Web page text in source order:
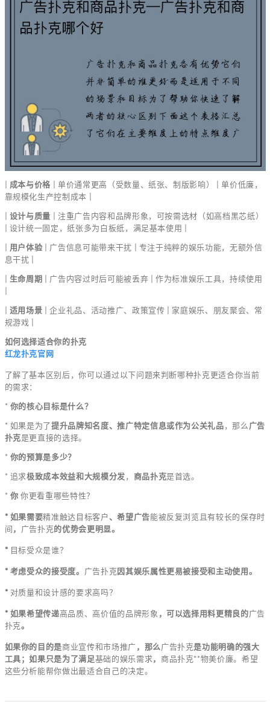
成本与价格 | 单价通常更高（受数量、纸张、制版影响） | 单价低廉，
靠规模化生产控制成本 |
设计与质量 | 注重广告内容和品牌形象，可按需选材（如高档黑芯纸）
| 设计统一固定，纸张多为白板纸，满足基本使用 |
用户体验 | 广告信息可能带来干扰 | 专注于纯粹的娱乐功能，无额外信
息干扰 |
生命周期 | 广告内容过时后可能被丢弃 | 作为标准娱乐工具，持续使用
适用场景 | 企业礼品、活动推广、政策宣传 | 家庭娱乐、朋友聚会、常
规游戏 |
如何选择适合你的扑克
红龙扑克官网
了解了基本区别后，你可以通过以下问题来判断哪种扑克更适合你当前
的需求：
* 你的核心目标是什么？
* 如果是为了提升品牌知名度、推广特定信息或作为公关礼品，那么 广告
扑克是更直接的选择。
* 你的预算是多少？
* 追求极致成本效益和大规模分发， 商品扑克是首选。
* 你你更看重哪些特性？
* 如果需要精准触达目标客户、希望广告能被反复浏览且有较长的保存时
间， 广告扑克的优势会更明显。
* 目标受众是谁？
* 考虑受众的接受度。 广告扑克因其娱乐属性更易被接受和主动使用。
* 对质量和设计感的要求高吗？
* 如果希望传递高品质、高价值的品牌形象 ，可以选择用料更精良的广告
扑克。
如果你的目的是商业宣传和市场推广，那么广告扑克是功能明确的强大
工具；如果只是为了满足基础的娱乐需求， 商品扑克**物美价廉。希望
这些分析能帮你做出最适合自己的决定。